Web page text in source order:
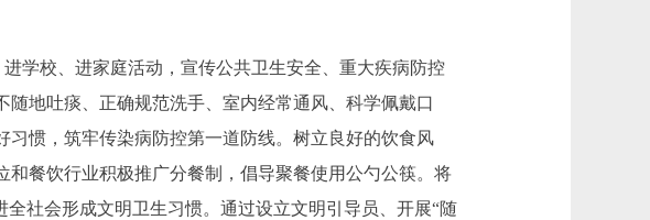
校、进家庭活动，宣传公共卫生安全、重大疾病防控
地吐痰、正确规范洗手、室内经常通风、科学佩戴口
惯，筑牢传染病防控第一道防线。树立良好的饮食风
餐饮行业积极推广分餐制，倡导聚餐使用公勺公筷。将
社会形成文明卫生习惯。通过设立文明引导员、开展“随